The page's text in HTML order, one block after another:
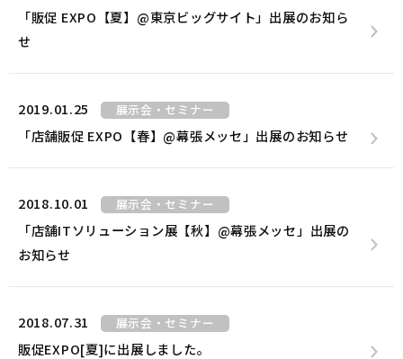
「販促 EXPO【夏】@東京ビッグサイト」出展のお知ら
せ
2019.01.25 展示会・セミナー
「店舗販促 EXPO【春】@幕張メッセ」出展のお知らせ
2018.10.01 展示会・セミナー
「店舗ITソリューション展【秋】@幕張メッセ」出展の
お知らせ
2018.07.31 展示会・セミナー
販促EXPO[夏]に出展しました。